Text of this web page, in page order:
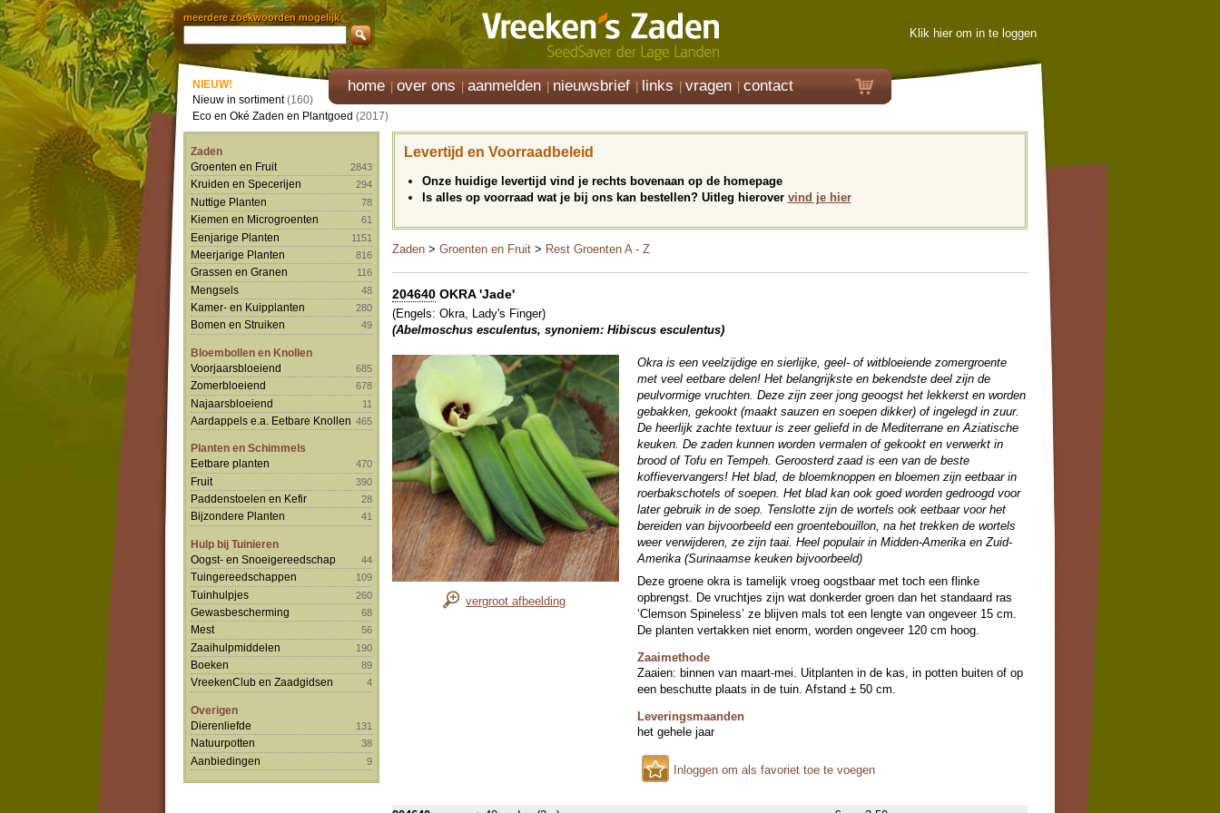
meerdere zoekwoorden mogelijk
Klik hier om in te loggen
home over ons aanmelden nieuwsbrief links vragen contact
NIEUW!
Nieuw in sortiment(160)
Eco en Oké Zaden en Plantgoed (2017)
Zaden
Groenten en Fruit
2843
Kruiden en Specerijen 294
Nuttige Planten 78
Kiemen en Microgroenten 61
Eenjarige Planten 1151
Meerjarige Planten 816
Grassen en Granen 116
Mengsels 48
Kamer- en Kuipplanten 280
Bomen en Struiken 49
Bloembollen en Knollen
Voorjaarsbloeiend
685
Zomerbloeiend 678
Najaarsbloeiend 11
Aardappels e.a. Eetbare Knollen 465
Planten en Schimmels
Eetbare planten
470
Fruit 390
Paddenstoelen en Kefir 28
Bijzondere Planten 41
Hulp bij Tuinieren
Oogst- en Snoeigereedschap
44
Tuingereedschappen 109
Tuinhulpjes 260
Gewasbescherming 68
Mest 56
Zaaihulpmiddelen 190
Boeken 89
VreekenClub en Zaadgidsen 4
Overigen
Dierenliefde
131
Natuurpotten 38
Aanbiedingen 9
Levertijd en Voorraadbeleid
Onze huidige levertijd vind je rechts bovenaan op de homepage
Is alles op voorraad wat je bij ons kan bestellen? Uitleg hierover vind je hier
Zaden > Groenten en Fruit > Rest Groenten A - Z
204640 OKRA 'Jade'
(Engels: Okra, Lady's Finger)
(Abelmoschus esculentus, synoniem: Hibiscus esculentus)
vergroot afbeelding
Okra is een veelzijdige en sierlijke, geel- of witbloeiende zomergroente
met veel eetbare delen! Het belangrijkste en bekendste deel zijn de
peulvormige vruchten. Deze zijn zeer jong geoogst het lekkerst en worden
gebakken, gekookt (maakt sauzen en soepen dikker) of ingelegd in zuur.
De heerlijk zachte textuur is zeer geliefd in de Mediterrane en Aziatische
keuken. De zaden kunnen worden vermalen of gekookt en verwerkt in
brood of Tofu en Tempeh. Geroosterd zaad is een van de beste
koffievervangers! Het blad, de bloemknoppen en bloemen zijn eetbaar in
roerbakschotels of soepen. Het blad kan ook goed worden gedroogd voor
later gebruik in de soep. Tenslotte zijn de wortels ook eetbaar voor het
bereiden van bijvoorbeeld een groentebouillon, na het trekken de wortels
weer verwijderen, ze zijn taai. Heel populair in Midden-Amerika en Zuid-
Amerika (Surinaamse keuken bijvoorbeeld)
Deze groene okra is tamelijk vroeg oogstbaar met toch een flinke
opbrengst. De vruchtjes zijn wat donkerder groen dan het standaard ras
‘Clemson Spineless’ ze blijven mals tot een lengte van ongeveer 15 cm.
De planten vertakken niet enorm, worden ongeveer 120 cm hoog.
Zaaimethode
Zaaien: binnen van maart-mei. Uitplanten in de kas, in potten buiten of op
een beschutte plaats in de tuin. Afstand ± 50 cm.
Leveringsmaanden
het gehele jaar
Inloggen om als favoriet toe te voegen